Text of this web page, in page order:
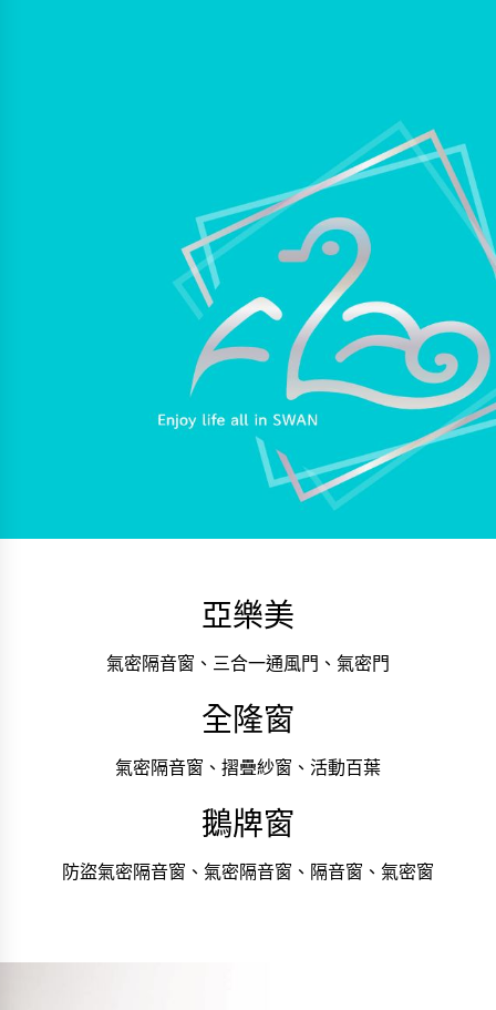
亞樂美
氣密隔音窗、三合一通風門、氣密門
全隆窗
氣密隔音窗、摺疊紗窗、活動百葉
鵝牌窗
防盜氣密隔音窗、氣密隔音窗、隔音窗、氣密窗